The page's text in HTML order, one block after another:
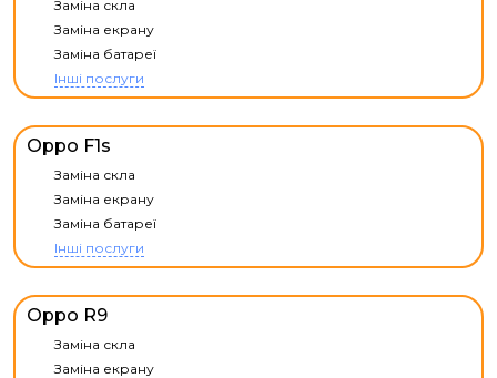
Заміна скла
Заміна екрану
Заміна батареї
Інші послуги
Oppo F1s
Заміна скла
Заміна екрану
Заміна батареї
Інші послуги
Oppo R9
Заміна скла
Заміна екрану